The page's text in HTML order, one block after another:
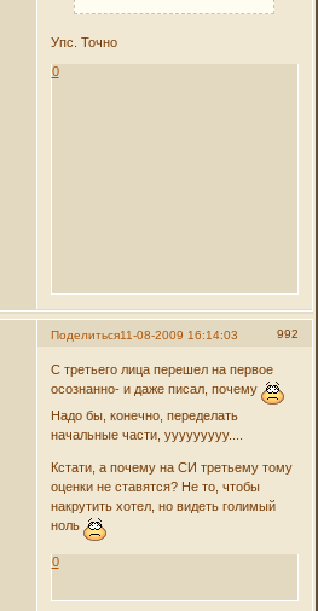
Упс. Точно
0
Поделиться 992
11-08-2009 16:14:03
С третьего лица перешел на первое
осознанно- и даже писал, почему
Надо бы, конечно, переделать
начальные части, ууууууууу....
Кстати, а почему на СИ третьему тому
оценки не ставятся? Не то, чтобы
накрутить хотел, но видеть голимый
ноль
0